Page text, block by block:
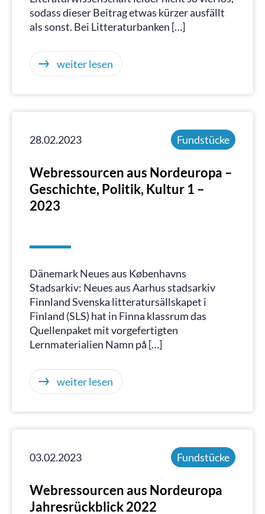
sodass dieser Beitrag etwas kürzer ausfällt
als sonst. Bei Litteraturbanken […]
weiter lesen
28.02.2023 Fundstücke
Webressourcen aus Nordeuropa –
Geschichte, Politik, Kultur 1 –
2023
Dänemark Neues aus Københavns
Stadsarkiv: Neues aus Aarhus stadsarkiv
Finnland Svenska litteratursällskapet i
Finland (SLS) hat in Finna klassrum das
Quellenpaket mit vorgefertigten
Lernmaterialien Namn på […]
weiter lesen
03.02.2023 Fundstücke
Webressourcen aus Nordeuropa
Jahresrückblick 2022